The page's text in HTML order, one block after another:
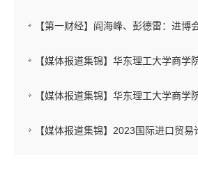
【第一财经】阎海峰、彭德雷：进博
【媒体报道集锦】华东理工大学商
【媒体报道集锦】华东理工大学商
【媒体报道集锦】2023国际进口贸